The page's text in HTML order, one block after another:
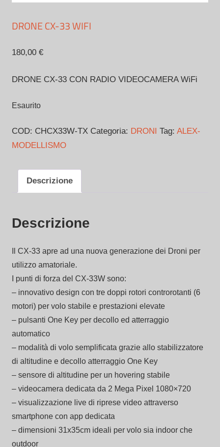
DRONE CX-33 WIFI
180,00 €
DRONE CX-33 CON RADIO VIDEOCAMERA WiFi
Esaurito
COD: CHCX33W-TX Categoria: DRONI Tag: ALEX-
MODELLISMO
Descrizione
Descrizione
Il CX-33 apre ad una nuova generazione dei Droni per
utilizzo amatoriale.
I punti di forza del CX-33W sono:
– innovativo design con tre doppi rotori controrotanti (6
motori) per volo stabile e prestazioni elevate
– pulsanti One Key per decollo ed atterraggio
automatico
– modalità di volo semplificata grazie allo stabilizzatore
di altitudine e decollo atterraggio One Key
– sensore di altitudine per un hovering stabile
– videocamera dedicata da 2 Mega Pixel 1080×720
– visualizzazione live di riprese video attraverso
smartphone con app dedicata
– dimensioni 31x35cm ideali per volo sia indoor che
outdoor